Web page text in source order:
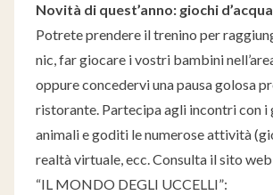
Novità di quest’anno: giochi d’acqua
Potrete prendere il trenino per
nic, far giocare i vostri bambini
oppure concedervi una pausa golosa
ristorante. Partecipa agli incontri con i
animali e goditi le numerose attività
realtà virtuale, ecc. Consulta il sito
“IL MONDO DEGLI UCCELLI”: